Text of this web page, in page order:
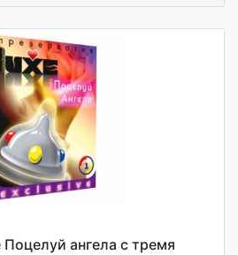
ангела с тремя